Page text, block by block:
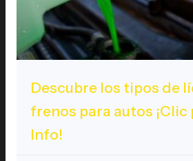
Descubre los tipos de
frenos para autos ¡Clic
Info!